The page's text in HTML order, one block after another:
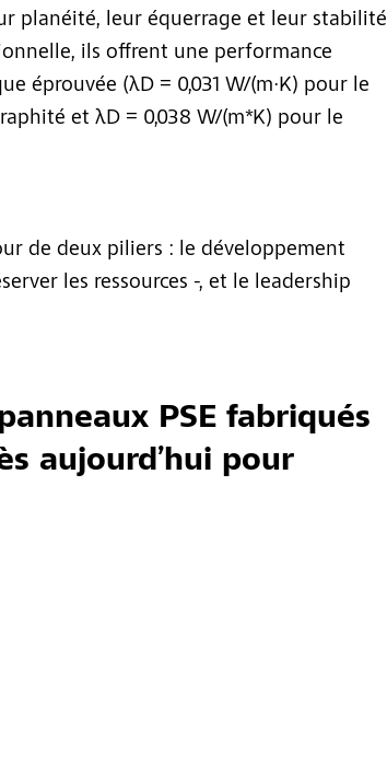
planéité, leur équerrage et leur stabilité
ils offrent une performance
éprouvée (λD = 0,031 W/(m·K) pour le
et λD = 0,038 W/(m*K) pour le
de deux piliers : le développement
les ressources -, et le leadership
PSE fabriqués
aujourd’hui pour